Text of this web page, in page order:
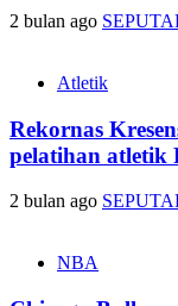
2 bulan ago
Atletik
Rekornas
pelatihan atletik
2 bulan ago
NBA